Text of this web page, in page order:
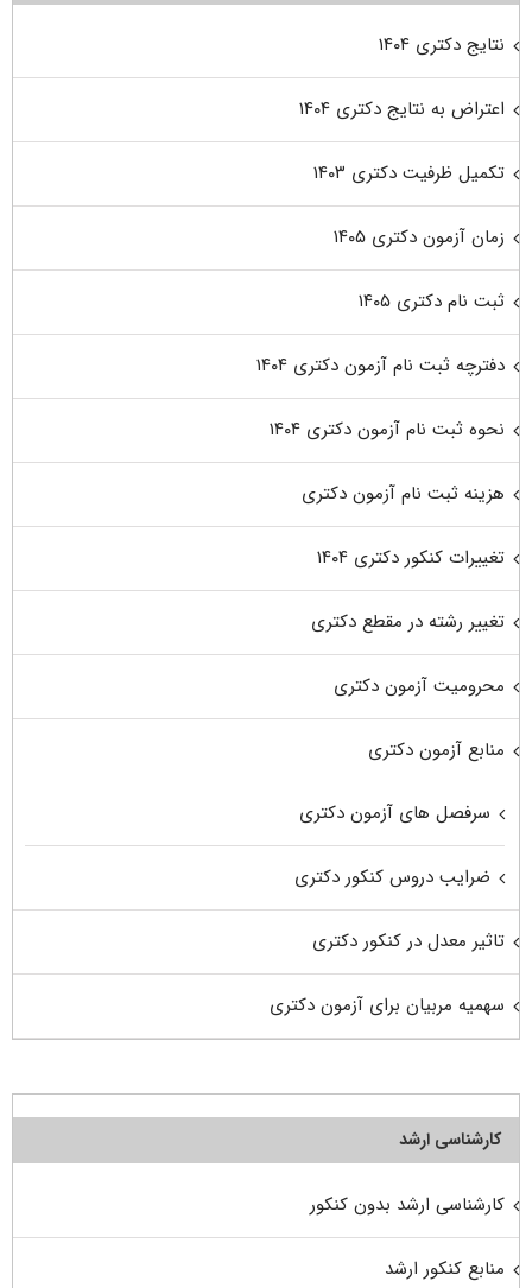
نتایج دکتری ۱۴۰۴
اعتراض به نتایج دکتری ۱۴۰۴
تکمیل ظرفیت دکتری ۱۴۰۳
زمان آزمون دکتری ۱۴۰۵
ثبت نام دکتری ۱۴۰۵
دفترچه ثبت نام آزمون دکتری ۱۴۰۴
نحوه ثبت نام آزمون دکتری ۱۴۰۴
هزینه ثبت نام آزمون دکتری
تغییرات کنکور دکتری ۱۴۰۴
تغییر رشته در مقطع دکتری
محرومیت آزمون دکتری
منابع آزمون دکتری
سرفصل های آزمون دکتری
ضرایب دروس کنکور دکتری
تاثیر معدل در کنکور دکتری
سهمیه مربیان برای آزمون دکتری
کارشناسی ارشد
کارشناسی ارشد بدون کنکور
منابع کنکور ارشد